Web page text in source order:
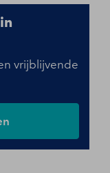
vrijblijvende